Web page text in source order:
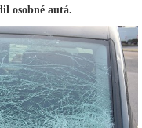
osobné autá.